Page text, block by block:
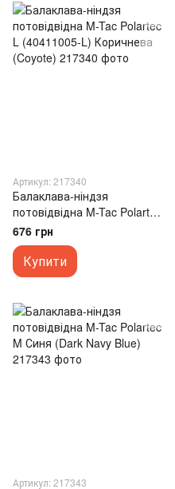
Артикул: 217340
Балаклава-ніндзя
потовідвідна M-Tac Polartec
L (40411005-L) Коричнева
(Coyote)
676 грн
Купити
Артикул: 217343